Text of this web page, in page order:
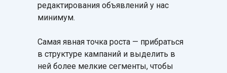
редактирования объявлений у нас
минимум.
Самая явная точка роста — прибраться
в структуре кампаний и выделить в
ней более мелкие сегменты, чтобы